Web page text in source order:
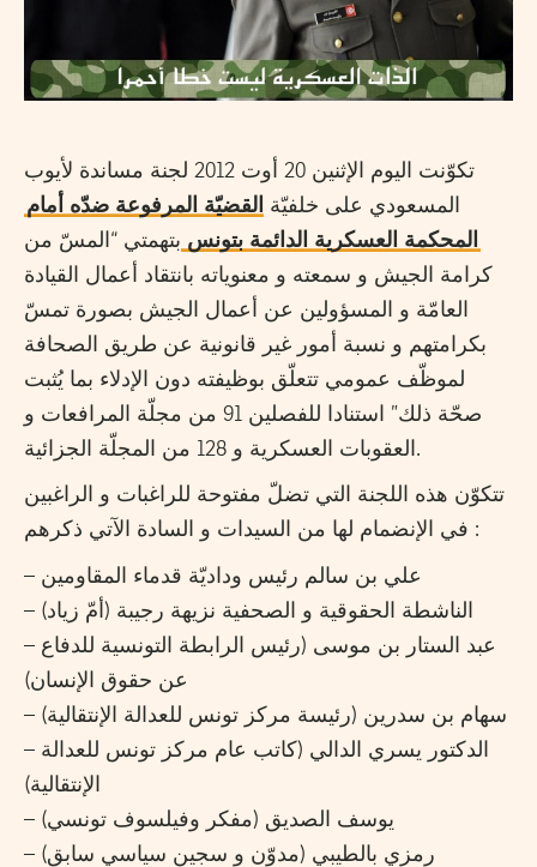
تكوّنت اليوم الإثنين 20 أوت 2012 لجنة مساندة لأيوب
المسعودي على خلفيّة
القضيّة المرفوعة ضدّه أمام
المحكمة العسكرية الدائمة بتونس بتهمتي “المسّ من
كرامة الجيش و سمعته و معنوياته بانتقاد أعمال القيادة
العامّة و المسؤولين عن أعمال الجيش بصورة تمسّ
بكرامتهم و نسبة أمور غير قانونية عن طريق الصحافة
لموظّف عمومي تتعلّق بوظيفته دون الإدلاء بما يُثبت
صحّة ذلك” استنادا للفصلين 91 من مجلّة المرافعات و
العقوبات العسكرية و 128 من المجلّة الجزائية.
تتكوّن هذه اللجنة التي تضلّ مفتوحة للراغبات و الراغبين
في الإنضمام لها من السيدات و السادة الآتي ذكرهم :
– علي بن سالم رئيس وداديّة قدماء المقاومين
– الناشطة الحقوقية و الصحفية نزيهة رجيبة (أمّ زياد)
– عبد الستار بن موسى (رئيس الرابطة التونسية للدفاع
عن حقوق الإنسان)
– سهام بن سدرين (رئيسة مركز تونس للعدالة الإنتقالية)
– الدكتور يسري الدالي (كاتب عام مركز تونس للعدالة
الإنتقالية)
– يوسف الصديق (مفكر وفيلسوف تونسي)
– رمزي بالطيبي (مدوّن و سجين سياسي سابق)